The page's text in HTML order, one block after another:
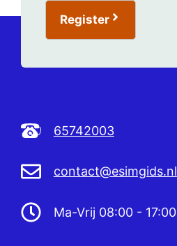
Register
65742003
contact@esimgids.nl
Ma-Vrij 08:00 - 17:00